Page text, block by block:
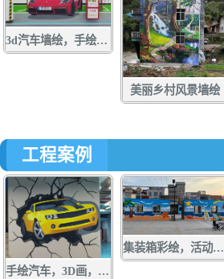
3d汽车墙绘，手绘，壁画，彩绘
美丽乡村风景墙绘
工程案例
手绘汽车，3D画，墙绘，壁画，彩绘
集装箱彩绘，活动板房手绘，货箱涂鸦，墙绘，壁画